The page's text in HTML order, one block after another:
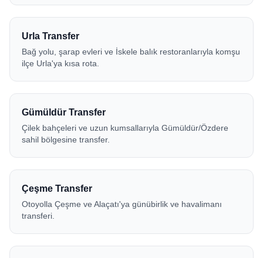
Urla Transfer
Bağ yolu, şarap evleri ve İskele balık restoranlarıyla komşu
ilçe Urla'ya kısa rota.
Gümüldür Transfer
Çilek bahçeleri ve uzun kumsallarıyla Gümüldür/Özdere
sahil bölgesine transfer.
Çeşme Transfer
Otoyolla Çeşme ve Alaçatı'ya günübirlik ve havalimanı
transferi.